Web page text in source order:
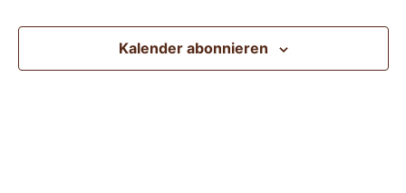
Kalender abonnieren